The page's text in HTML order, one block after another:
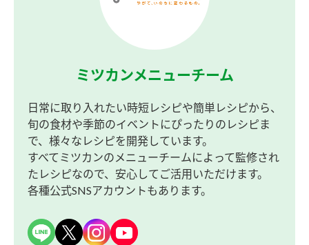
ミツカンメニューチーム
日常に取り入れたい時短レシピや簡単レシピから、
旬の食材や季節のイベントにぴったりのレシピま
で、様々なレシピを開発しています。
すべてミツカンのメニューチームによって監修され
たレシピなので、安心してご活用いただけます。
各種公式SNSアカウントもあります。